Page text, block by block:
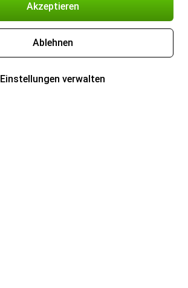
Akzeptieren
Ablehnen
Einstellungen verwalten